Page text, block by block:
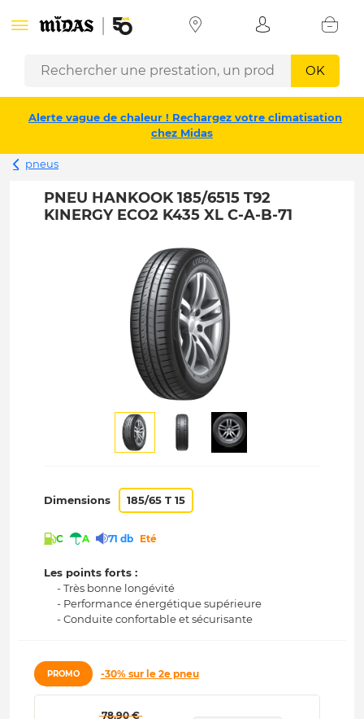
OK
Alerte vague de chaleur ! Rechargez votre climatisation
chez Midas
pneus
PNEU HANKOOK 185/6515 T92
KINERGY ECO2 K435 XL C-A-B-71
Dimensions 185/65 T 15
C A 71 db Eté
Les points forts :
- Très bonne longévité
- Performance énergétique supérieure
- Conduite confortable et sécurisante
PROMO -30% sur le 2e pneu
78.90 €